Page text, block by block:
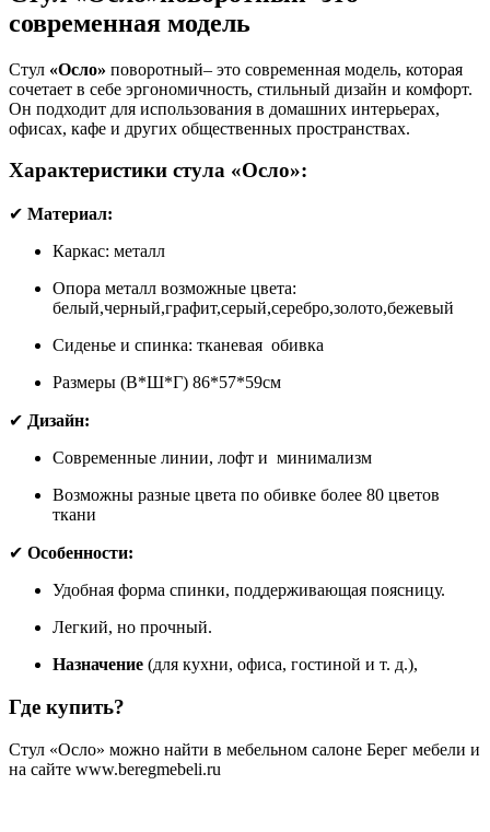
современная модель
Стул «Осло» поворотный– это современная модель, которая
сочетает в себе эргономичность, стильный дизайн и комфорт.
Он подходит для использования в домашних интерьерах,
офисах, кафе и других общественных пространствах.
Характеристики стула «Осло»:
✔ Материал:
Каркас: металл
Опора металл возможные цвета:
белый,черный,графит,серый,серебро,золото,бежевый
Сиденье и спинка: тканевая обивка
Размеры (В*Ш*Г) 86*57*59см
✔ Дизайн:
Современные линии, лофт и минимализм
Возможны разные цвета по обивке более 80 цветов
ткани
✔ Особенности:
Удобная форма спинки, поддерживающая поясницу.
Легкий, но прочный.
Назначение (для кухни, офиса, гостиной и т. д.),
Где купить?
Стул «Осло» можно найти в мебельном салоне Берег мебели и
на сайте www.beregmebeli.ru